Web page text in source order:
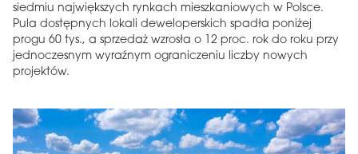
siedmiu największych rynkach mieszkaniowych w Polsce.
Pula dostępnych lokali deweloperskich spadła poniżej
progu 60 tys., a sprzedaż wzrosła o 12 proc. rok do roku przy
jednoczesnym wyraźnym ograniczeniu liczby nowych
projektów.